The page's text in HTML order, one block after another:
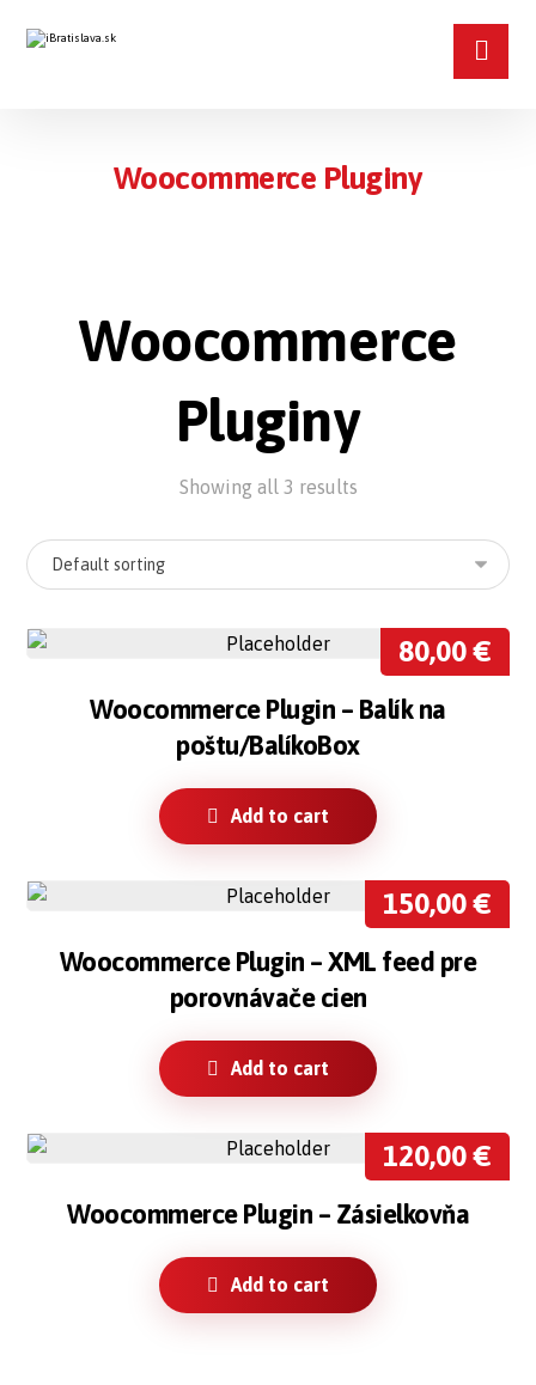
Woocommerce Pluginy
Woocommerce
Pluginy
Showing all 3 results
Woocommerce Plugin – Balík na
poštu/BalíkoBox
80,00€
Add to cart
Woocommerce Plugin – XML feed pre
porovnávače cien
150,00€
Add to cart
Woocommerce Plugin – Zásielkovňa
120,00€
Add to cart